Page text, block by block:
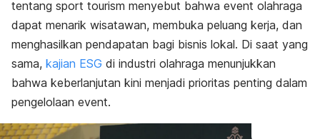
tentang sport tourism menyebut bahwa event olahraga
dapat menarik wisatawan, membuka peluang kerja, dan
menghasilkan pendapatan bagi bisnis lokal. Di saat yang
sama, kajian ESG di industri olahraga menunjukkan
bahwa keberlanjutan kini menjadi prioritas penting dalam
pengelolaan event.